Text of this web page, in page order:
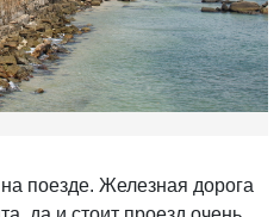
поезде. Железная дорога